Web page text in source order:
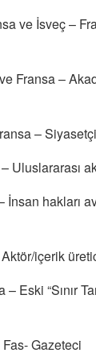
ve İsveç –
Fransa –
– Siyasetçi
Uluslararası
hakları
içerik
Eski “Sınır
Gazeteci